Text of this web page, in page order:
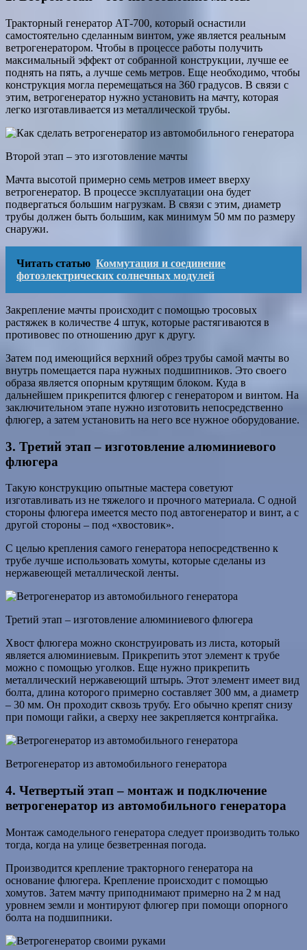
Тракторный генератор АТ-700, который оснастили
самостоятельно сделанным винтом, уже является реальным
ветрогенератором. Чтобы в процессе работы получить
максимальный эффект от собранной конструкции, лучше ее
поднять на пять, а лучше семь метров. Еще необходимо, чтобы
конструкция могла перемещаться на 360 градусов. В связи с
этим, ветрогенератор нужно установить на мачту, которая
легко изготавливается из металлической трубы.
Второй этап – это изготовление мачты
Мачта высотой примерно семь метров имеет вверху
ветрогенератор. В процессе эксплуатации она будет
подвергаться большим нагрузкам. В связи с этим, диаметр
трубы должен быть большим, как минимум 50 мм по размеру
снаружи.
Читать статью Коммутация и соединение
фотоэлектрических солнечных модулей
Закрепление мачты происходит с помощью тросовых
растяжек в количестве 4 штук, которые растягиваются в
противовес по отношению друг к другу.
Затем под имеющийся верхний обрез трубы самой мачты во
внутрь помещается пара нужных подшипников. Это своего
образа является опорным крутящим блоком. Куда в
дальнейшем прикрепится флюгер с генератором и винтом. На
заключительном этапе нужно изготовить непосредственно
флюгер, а затем установить на него все нужное оборудование.
3. Третий этап – изготовление алюминиевого
флюгера
Такую конструкцию опытные мастера советуют
изготавливать из не тяжелого и прочного материала. С одной
стороны флюгера имеется место под автогенератор и винт, а с
другой стороны – под «хвостовик».
С целью крепления самого генератора непосредственно к
трубе лучше использовать хомуты, которые сделаны из
нержавеющей металлической ленты.
Третий этап – изготовление алюминиевого флюгера
Хвост флюгера можно сконструировать из листа, который
является алюминиевым. Прикрепить этот элемент к трубе
можно с помощью уголков. Еще нужно прикрепить
металлический нержавеющий штырь. Этот элемент имеет вид
болта, длина которого примерно составляет 300 мм, а диаметр
– 30 мм. Он проходит сквозь трубу. Его обычно крепят снизу
при помощи гайки, а сверху нее закрепляется контргайка.
Ветрогенератор из автомобильного генератора
4. Четвертый этап – монтаж и подключение
ветрогенератор из автомобильного генератора
Монтаж самодельного генератора следует производить только
тогда, когда на улице безветренная погода.
Производится крепление тракторного генератора на
основание флюгера. Крепление происходит с помощью
хомутов. Затем мачту приподнимают примерно на 2 м над
уровнем земли и монтируют флюгер при помощи опорного
болта на подшипники.